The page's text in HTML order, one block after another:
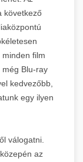
következő
film
Blu-ray
kedvezőbb,
egy ilyen
válogatni.
az